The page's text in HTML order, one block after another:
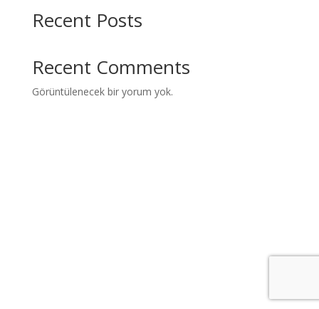
Recent Posts
Recent Comments
Görüntülenecek bir yorum yok.